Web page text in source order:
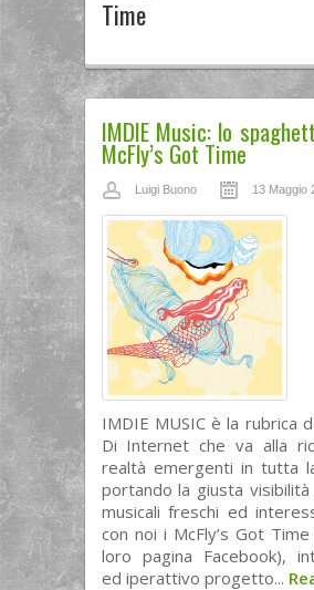
Time
IMDIE Music: lo
McFly’s Got Time
Luigi Buono 13 Maggio
IMDIE MUSIC è la rubrica
Di Internet che va alla
realtà emergenti in tutta
portando la giusta
musicali freschi ed
con noi i McFly’s Got
loro pagina Facebook),
ed iperattivo progetto...